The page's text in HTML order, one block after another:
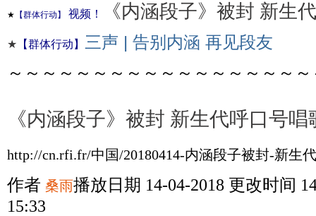
★ 【群体行动】 视频！ 《内涵段子》被封 新生
★ 【群体行动】
三声 | 告别内涵 再见段友
～～～～～～～～～～～～～～～～～
《内涵段子》被封 新生代呼口号唱
http://cn.rfi.fr/中国/20180414-内涵段子被封-新生
作者 桑雨播放日期 14-04-2018 更改时间
15:33